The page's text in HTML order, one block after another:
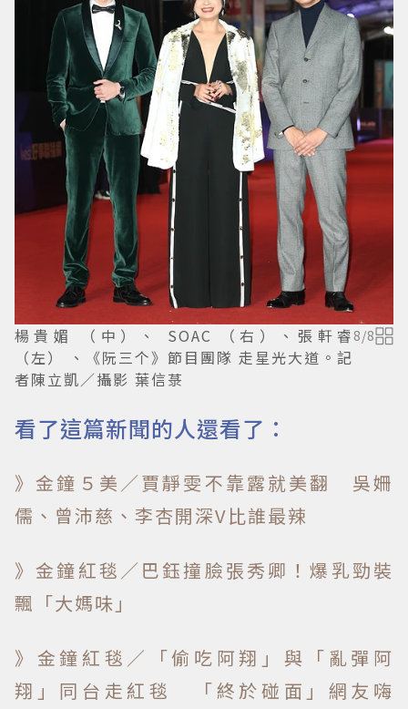
楊貴媚 （中）、 SOAC （右）、張軒睿
（左） 、《阮三个》節目團隊 走星光大道。記
者陳立凱／攝影 葉信菉
8/8
看了這篇新聞的人還看了：
》金鐘５美／賈靜雯不靠露就美翻 吳姍
儒、曾沛慈、李杏開深V比誰最辣
》金鐘紅毯／巴鈺撞臉張秀卿！爆乳勁裝
飄「大媽味」
》金鐘紅毯／「偷吃阿翔」與「亂彈阿
翔」同台走紅毯 「終於碰面」網友嗨